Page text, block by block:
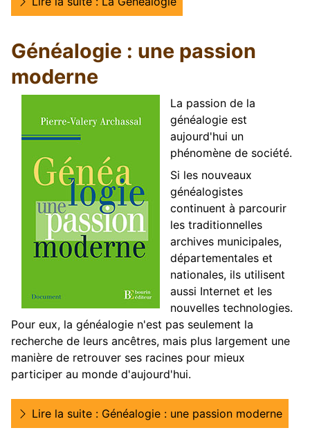
Généalogie : une passion
moderne
La passion de la
généalogie est
aujourd'hui un
phénomène de société.
Si les nouveaux
généalogistes
continuent à parcourir
les traditionnelles
archives municipales,
départementales et
nationales, ils utilisent
aussi Internet et les
nouvelles technologies.
Pour eux, la généalogie n'est pas seulement la
recherche de leurs ancêtres, mais plus largement une
manière de retrouver ses racines pour mieux
participer au monde d'aujourd'hui.
Lire la suite : Généalogie : une passion moderne